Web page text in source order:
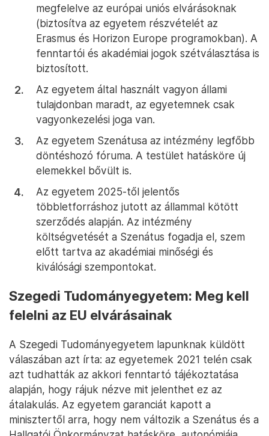
megfelelve az európai uniós elvárásoknak
(biztosítva az egyetem részvételét az
Erasmus és Horizon Europe programokban). A
fenntartói és akadémiai jogok szétválasztása is
biztosított.
Az egyetem által használt vagyon állami
tulajdonban maradt, az egyetemnek csak
vagyonkezelési joga van.
Az egyetem Szenátusa az intézmény legfőbb
döntéshozó fóruma. A testület hatásköre új
elemekkel bővült is.
Az egyetem 2025-től jelentős
többletforráshoz jutott az állammal kötött
szerződés alapján. Az intézmény
költségvetését a Szenátus fogadja el, szem
előtt tartva az akadémiai minőségi és
kiválósági szempontokat.
Szegedi Tudományegyetem: Meg kell
felelni az EU elvárásainak
A Szegedi Tudományegyetem lapunknak küldött
válaszában azt írta: az egyetemek 2021 telén csak
azt tudhatták az akkori fenntartó tájékoztatása
alapján, hogy rájuk nézve mit jelenthet ez az
átalakulás. Az egyetem garanciát kapott a
minisztertől arra, hogy nem változik a Szenátus és a